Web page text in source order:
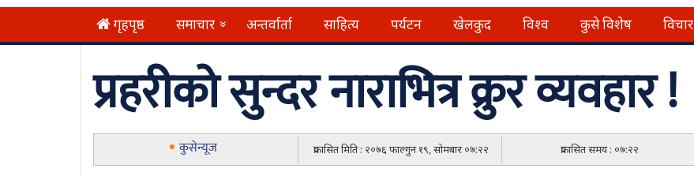
गृहपृष्ठ समाचार » अन्तर्वार्ता साहित्य पर्यटन खेलकुद विश्व कुसे विशेष विचार
प्रहरीको सुन्दर नाराभित्र क्रुर व्यवहार !
कुसेन्यूज प्रकासित मिति : २०७६ फाल्गुन १९, सोमबार ०७:२२ प्रकासित समय : ०७:२२